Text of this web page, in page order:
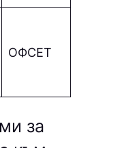
OФCEТ
за